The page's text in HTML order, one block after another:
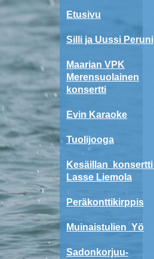
Etusivu
Silli ja Uussi Peruni
Maarian VPK
Merensuolainen
konsertti
Evin Karaoke
Tuolijooga
Kesäillan konsertti
Lasse Liemola
Peräkonttikirppis
Muinaistulien Yö
Sadonkorjuu-